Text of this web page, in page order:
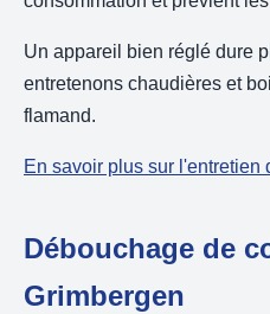
Un appareil bien réglé dure
entretenons chaudières et
flamand.
En savoir plus sur l'entretien
Débouchage de
Grimbergen